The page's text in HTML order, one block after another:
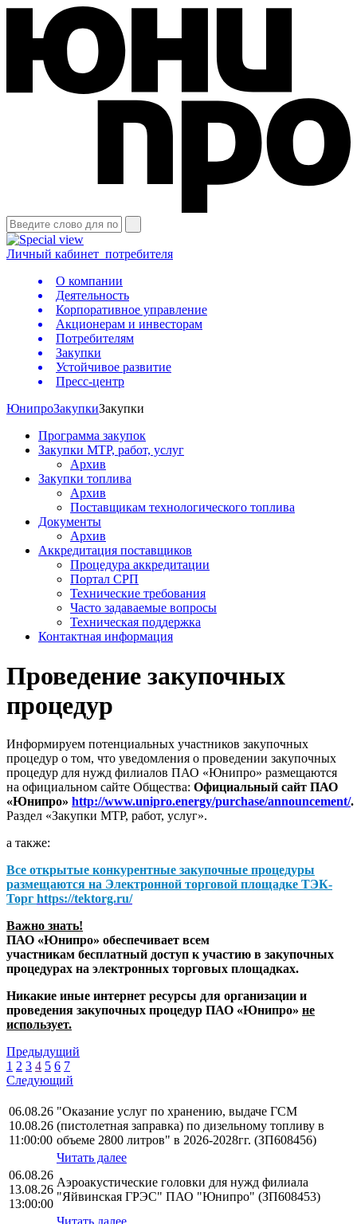
Личный кабинет потребителя
О компании
Деятельность
Корпоративное управление
Акционерам и инвесторам
Потребителям
Закупки
Устойчивое развитие
Пресс-центр
ЮнипроЗакупкиЗакупки
Программа закупок
Закупки МТР, работ, услуг
Архив
Закупки топлива
Архив
Поставщикам технологического топлива
Документы
Архив
Аккредитация поставщиков
Процедура аккредитации
Портал СРП
Технические требования
Часто задаваемые вопросы
Техническая поддержка
Контактная информация
Проведение закупочных
процедур
Информируем потенциальных участников закупочных
процедур о том, что уведомления о проведении закупочных
процедур для нужд филиалов ПАО «Юнипро» размещаются
на официальном сайте Общества: Официальный сайт ПАО
«Юнипро» http://www.unipro.energy/purchase/announcement/.
Раздел «Закупки МТР, работ, услуг».
а также:
Все открытые конкурентные закупочные процедуры
размещаются на Электронной торговой площадке ТЭК-
Торг https://tektorg.ru/
Важно знать!
ПАО «Юнипро» обеспечивает всем
участникам бесплатный доступ к участию в закупочных
процедурах на электронных торговых площадках.
Никакие иные интернет ресурсы для организации и
проведения закупочных процедур ПАО «Юнипро» не
использует.
Предыдущий
1 2 3 4 5 6 7
Следующий
06.08.26
10.08.26
11:00:00
"Оказание услуг по хранению, выдаче ГСМ
(пистолетная заправка) по дизельному топливу в
объеме 2800 литров" в 2026-2028гг. (ЗП608456)
Читать далее
06.08.26
13.08.26
13:00:00
Аэроакустические головки для нужд филиала
"Яйвинская ГРЭС" ПАО "Юнипро" (ЗП608453)
Читать далее